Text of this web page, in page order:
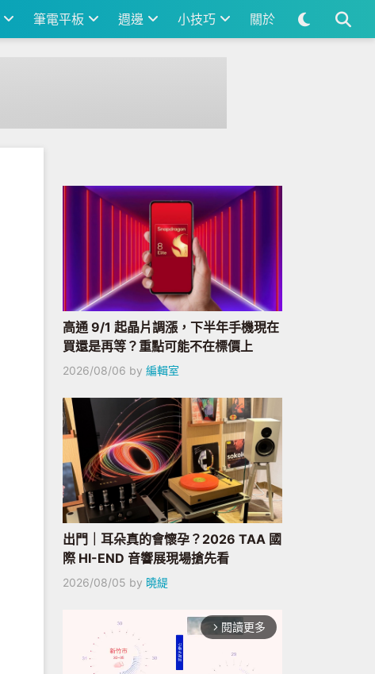
筆電平板 週邊 小技巧 關於
高通 9/1 起晶片調漲，下半年手機現在
買還是再等？重點可能不在標價上
2026/08/06 by 編輯室
出門｜耳朵真的會懷孕？2026 TAA 國
際 HI-END 音響展現場搶先看
2026/08/05 by 曉緹
arrow_forward_ios 閱讀更多